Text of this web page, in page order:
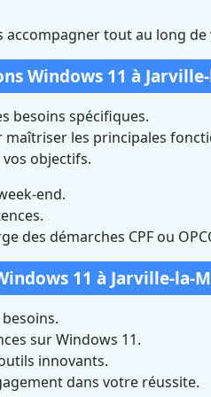
tout au long
Windows 11 à
besoins spécifiques.
les principales
objectifs.
end.
des démarches CPF ou
11 à Jarville-la-
sur Windows 11.
innovants.
dans votre réussite.